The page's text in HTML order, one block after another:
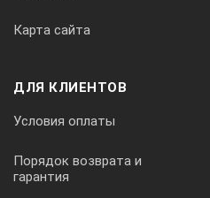
Карта сайта
ДЛЯ КЛИЕНТОВ
Условия оплаты
Порядок возврата и
гарантия